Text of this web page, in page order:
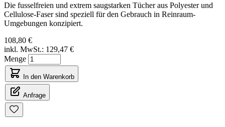
Die fusselfreien und extrem saugstarken Tücher aus Polyester und
Cellulose-Faser sind speziell für den Gebrauch in Reinraum-
Umgebungen konzipiert.
108,80 €
inkl. MwSt.: 129,47 €
Menge
In den Warenkorb
Anfrage